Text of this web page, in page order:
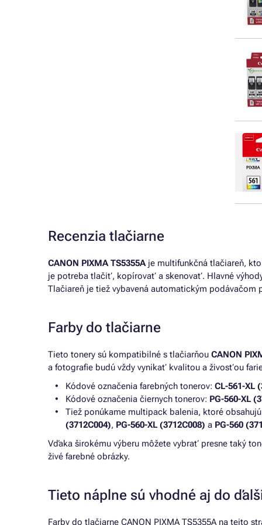
Recenzia tlačiarne
CANON PIXMA TS5355Aje multifunkčná tlačiareň,
je potreba tlačiť, kopírovať a skenovať. Hlavné
Tlačiareň je tiež vybavená automatickým podávačom
Farby do tlačiarne
Tieto tonery sú kompatibilné s tlačiarňou CANON
a fotografie budú vždy vynikať kvalitou a živosťou
Kódové označenia farebných tonerov: CL-561-XL
Kódové označenia čiernych tonerov: PG-560-XL
Tiež ponúkame multipack balenia, ktoré
(3712C004), PG-560-XL (3712C008) a PG-560
Vďaka širokému výberu môžete vybrať presne taký
živé farebné obrázky.
Tieto náplne sú vhodné aj do
Farby do tlačiarne CANON PIXMA TS5355A na tejto